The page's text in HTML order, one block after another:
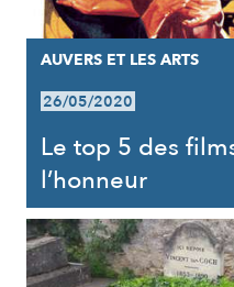
AUVERS ET LES ARTS
26/05/2020
Le top 5 des
l’honneur